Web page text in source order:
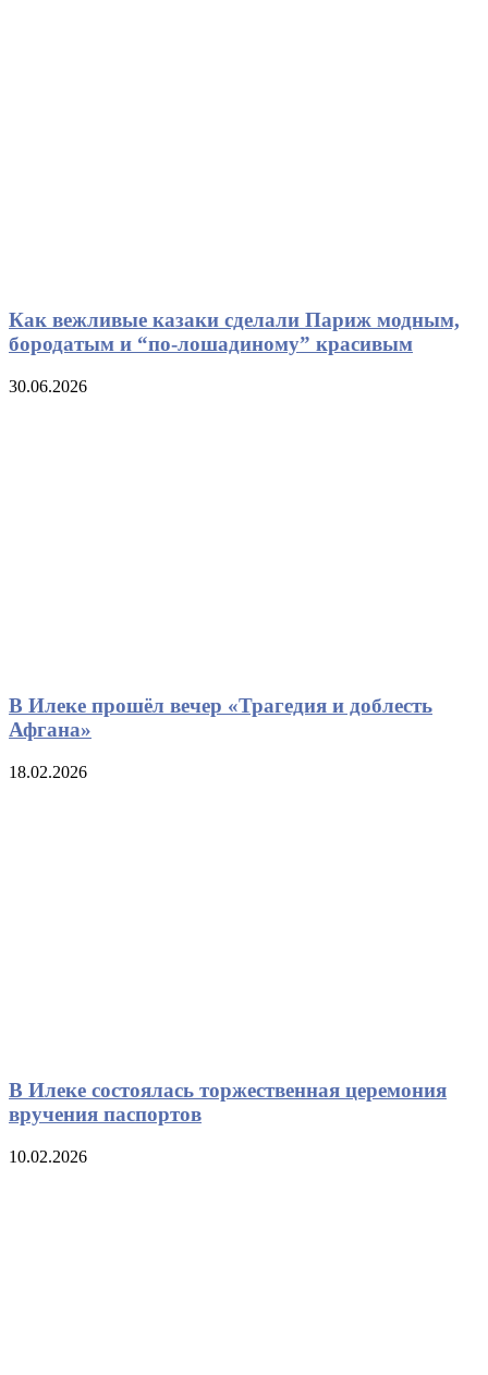
Как вежливые казаки сделали Париж модным,
бородатым и “по-лошадиному” красивым
30.06.2026
В Илеке прошёл вечер «Трагедия и доблесть
Афгана»
18.02.2026
В Илеке состоялась торжественная церемония
вручения паспортов
10.02.2026